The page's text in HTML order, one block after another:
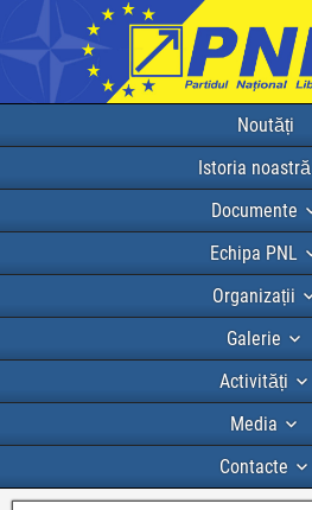
Noutăți
Istoria noastră
Documente
Echipa PNL
Organizații
Galerie
Activități
Media
Contacte